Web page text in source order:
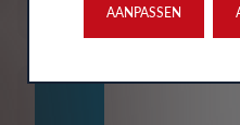
milieuvriendelijke vloot.
AANPASSEN